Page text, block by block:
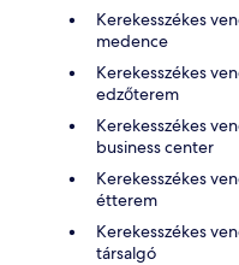
Kerekesszékes
medence
Kerekesszékes
edzőterem
Kerekesszékes
business center
Kerekesszékes
étterem
Kerekesszékes
társalgó